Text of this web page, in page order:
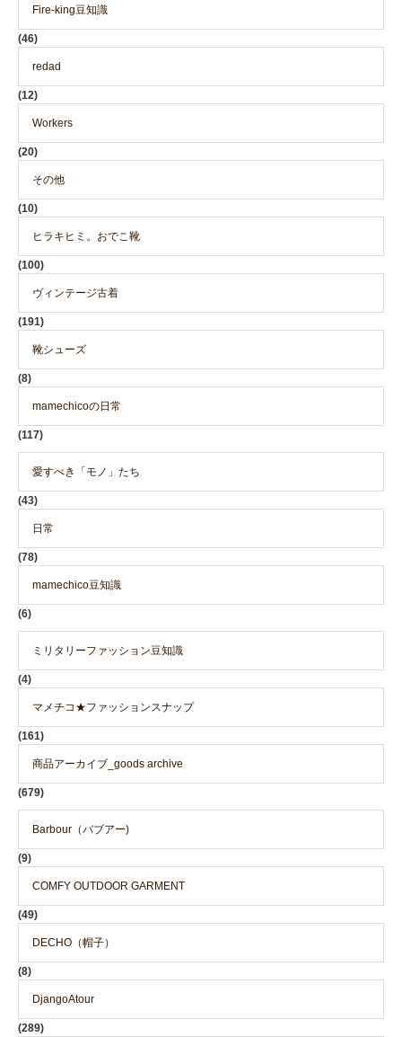
Fire-king豆知識
(46)
redad
(12)
Workers
(20)
その他
(10)
ヒラキヒミ。おでこ靴
(100)
ヴィンテージ古着
(191)
靴シューズ
(8)
mamechicoの日常
(117)
愛すべき「モノ」たち
(43)
日常
(78)
mamechico豆知識
(6)
ミリタリーファッション豆知識
(4)
マメチコ★ファッションスナップ
(161)
商品アーカイブ_goods archive
(679)
Barbour（バブアー)
(9)
COMFY OUTDOOR GARMENT
(49)
DECHO（帽子）
(8)
DjangoAtour
(289)